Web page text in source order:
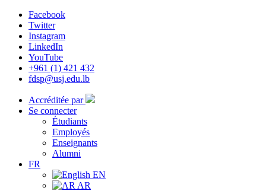
Facebook
Twitter
Instagram
LinkedIn
YouTube
+961 (1) 421 432
fdsp@usj.edu.lb
Accréditée par
Se connecter
Étudiants
Employés
Enseignants
Alumni
FR
EN
AR